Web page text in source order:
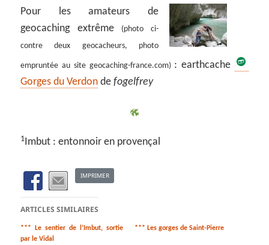
Pour les amateurs de
geocaching extrême
(photo ci-
contre deux geocacheurs, photo
empruntée au site geocaching-france.com) : earthcache
Gorges du Verdon defogelfrey
1Imbut : entonnoir en provençal
IMPRIMER
ARTICLES SIMILAIRES
*** Le sentier de l’Imbut, sortie
par le Vidal
*** Les gorges de Saint-Pierre